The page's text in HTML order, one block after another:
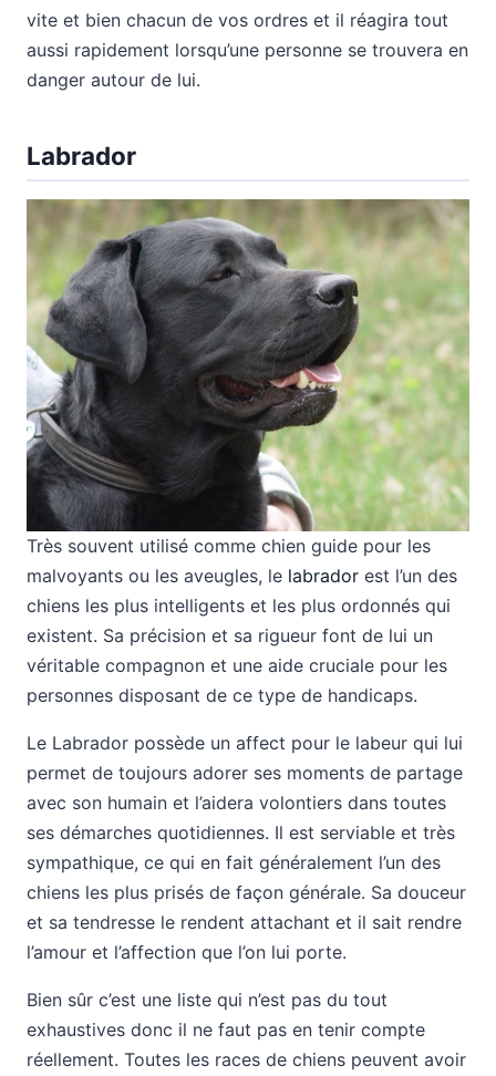
vite et bien chacun de vos ordres et il réagira tout
aussi rapidement lorsqu’une personne se trouvera en
danger autour de lui.
Labrador
Très souvent utilisé comme chien guide pour les
malvoyants ou les aveugles, le labrador est l’un des
chiens les plus intelligents et les plus ordonnés qui
existent. Sa précision et sa rigueur font de lui un
véritable compagnon et une aide cruciale pour les
personnes disposant de ce type de handicaps.
Le Labrador possède un affect pour le labeur qui lui
permet de toujours adorer ses moments de partage
avec son humain et l’aidera volontiers dans toutes
ses démarches quotidiennes. Il est serviable et très
sympathique, ce qui en fait généralement l’un des
chiens les plus prisés de façon générale. Sa douceur
et sa tendresse le rendent attachant et il sait rendre
l’amour et l’affection que l’on lui porte.
Bien sûr c’est une liste qui n’est pas du tout
exhaustives donc il ne faut pas en tenir compte
réellement. Toutes les races de chiens peuvent avoir